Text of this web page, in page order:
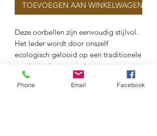
TOEVOEGEN AAN WINKELWAGEN
Deze oorbellen zijn eenvoudig stijlvol.
Het leder wordt door onszelf
ecologisch gelooid op een traditionele
manier en is zero waste.
Het leder wordt gekenmerkt door de
prachtige structuur en wordt natuurlijk
Phone Email Facebook